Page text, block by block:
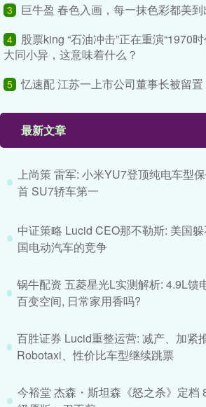
3 巨牛盈 春色入画，每一抹色彩都美到
4
股票king “石油冲击”正在重演“1970
大同小异，这意味着什么？
5 忆速配 江苏一上市公司董事长被留置
最新文章
上尚策 雷军: 小米YU7登顶纯电车型
首 SU7轿车第一
中证策略 Lucid CEO那不勒斯: 美国
国电动汽车的竞争
锅牛配资 五菱星光L实测解析: 4.9L馈
百变空间, 日常家用香吗?
百胜证券 Lucid重整运营: 减产、加紧
Robotaxi、性价比车型继续跳票
今裕堂 杰森・斯坦森《怒之杀》定档